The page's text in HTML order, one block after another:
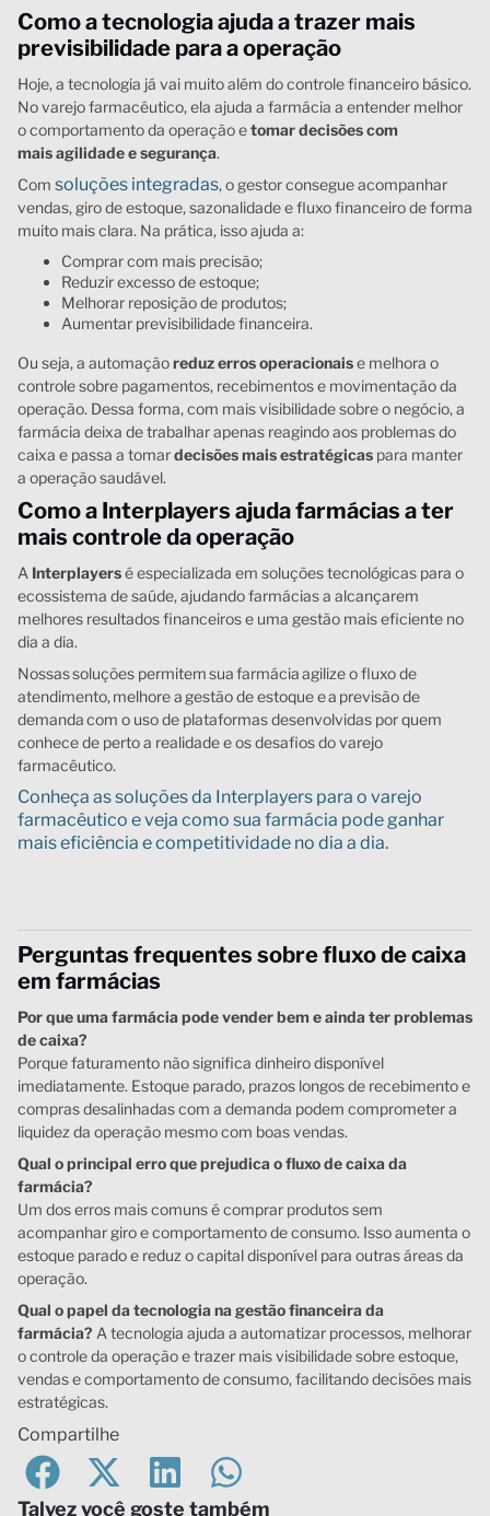
Como a tecnologia ajuda a trazer mais
previsibilidade para a operação
Hoje, a tecnologia já vai muito além do controle financeiro básico.
No varejo farmacêutico, ela ajuda a farmácia a entender melhor
o comportamento da operação etomar decisões com
mais agilidade e segurança.
Com soluções integradas, o gestor consegue acompanhar
vendas, giro de estoque, sazonalidade e fluxo financeiro de forma
muito mais clara. Na prática, isso ajuda a:
Comprar com mais precisão;
Reduzir excesso de estoque;
Melhorar reposição de produtos;
Aumentar previsibilidade financeira.
Ou seja, a automaçãoreduz erros operacionaise melhora o
controle sobre pagamentos, recebimentos e movimentação da
operação. Dessa forma, com mais visibilidade sobre o negócio, a
farmácia deixa de trabalhar apenas reagindo aos problemas do
caixa e passa a tomardecisões mais estratégicas para manter
a operação saudável.
Como a Interplayers ajuda farmácias a ter
mais controle da operação
A Interplayersé especializada em soluções tecnológicas para o
ecossistema de saúde, ajudando farmácias a alcançarem
melhores resultados financeiros e uma gestão mais eficiente no
dia a dia.
Nossas soluções permitem sua farmácia agilize o fluxo de
atendimento, melhore a gestão de estoque e a previsão de
demanda com o uso de plataformas desenvolvidas por quem
conhece de perto a realidade e os desafios do varejo
farmacêutico.
Conheça as soluções da Interplayers para o varejo
farmacêutico e veja como sua farmácia pode ganhar
mais eficiência e competitividade no dia a dia.
Perguntas frequentes sobre fluxo de caixa
em farmácias
Por que uma farmácia pode vender bem e ainda ter problemas
de caixa?
Porque faturamento não significa dinheiro disponível
imediatamente. Estoque parado, prazos longos de recebimento e
compras desalinhadas com a demanda podem comprometer a
liquidez da operação mesmo com boas vendas.
Qual o principal erro que prejudica o fluxo de caixa da
farmácia?
Um dos erros mais comuns é comprar produtos sem
acompanhar giro e comportamento de consumo. Isso aumenta o
estoque parado e reduz o capital disponível para outras áreas da
operação.
Qual o papel da tecnologia na gestão financeira da
farmácia? A tecnologia ajuda a automatizar processos, melhorar
o controle da operação e trazer mais visibilidade sobre estoque,
vendas e comportamento de consumo, facilitando decisões mais
estratégicas.
Compartilhe
Talvez você goste também